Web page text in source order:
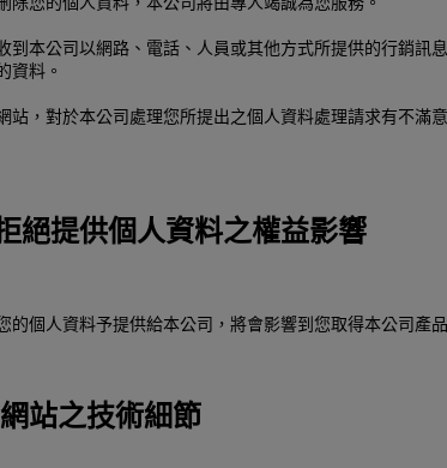
到本公司以網路、電話、人員或其他方式所提供的行銷
資料。
站，對於本公司處理您所提出之個人資料處理請求有不
絕提供個人資料之權益影響
的個人資料予提供給本公司，將會影響到您取得本公司產
站之技術細節